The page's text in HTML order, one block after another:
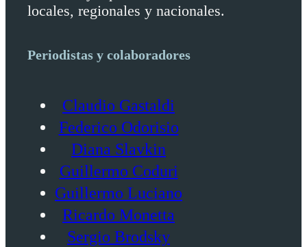
locales, regionales y nacionales.
Periodistas y colaboradores
Claudio Gastaldi
Federico Odorisio
Diana Slavkin
Guillermo Coduri
Guillermo Luciano
Ricardo Monetta
Sergio Brodsky